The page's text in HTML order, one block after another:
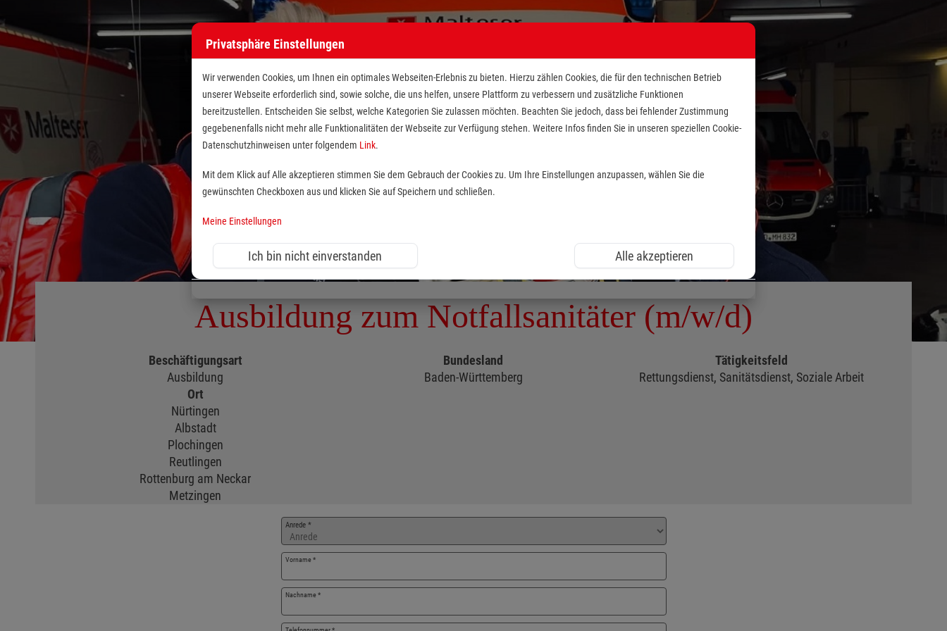
Ausbildung zum Notfallsanitäter (m/w/d)
Beschäftigungsart
Ausbildung
Bundesland
Baden-Württemberg
Tätigkeitsfeld
Rettungsdienst, Sanitätsdienst, Soziale Arbeit
Ort
Nürtingen
Albstadt
Plochingen
Reutlingen
Rottenburg am Neckar
Metzingen
Bewerbungsformular
Anrede *
Vorname*
Nachname*
Privatsphäre Einstellungen
Wir verwenden Cookies, um Ihnen ein optimales Webseiten-Erlebnis zu bieten. Hierzu zählen Cookies, die für den technischen Betrieb
unserer Webseite erforderlich sind, sowie solche, die uns helfen, unsere Plattform zu verbessern und zusätzliche Funktionen
bereitzustellen. Entscheiden Sie selbst, welche Kategorien Sie zulassen möchten. Beachten Sie jedoch, dass bei fehlender Zustimmung
gegebenenfalls nicht mehr alle Funktionalitäten der Webseite zur Verfügung stehen. Weitere Infos finden Sie in unseren speziellen Cookie-
Datenschutzhinweisen unter folgendem Link.
Mit dem Klick auf Alle akzeptieren stimmen Sie dem Gebrauch der Cookies zu. Um Ihre Einstellungen anzupassen, wählen Sie die
gewünschten Checkboxen aus und klicken Sie auf Speichern und schließen.
Meine Einstellungen
Ich bin nicht einverstanden Alle akzeptieren